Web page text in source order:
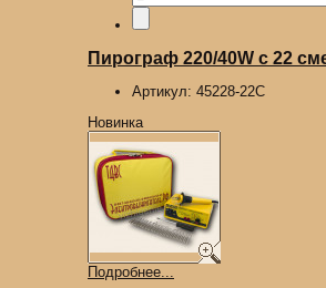
Пирограф 220/40W с 22
Артикул: 45228-22С
Новинка
Подробнее...